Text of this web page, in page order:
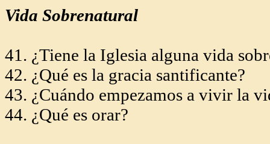
Vida Sobrenatural
41. ¿Tiene la Iglesia alguna vida
42. ¿Qué es la gracia santificante?
43. ¿Cuándo empezamos a vivir la
44. ¿Qué es orar?